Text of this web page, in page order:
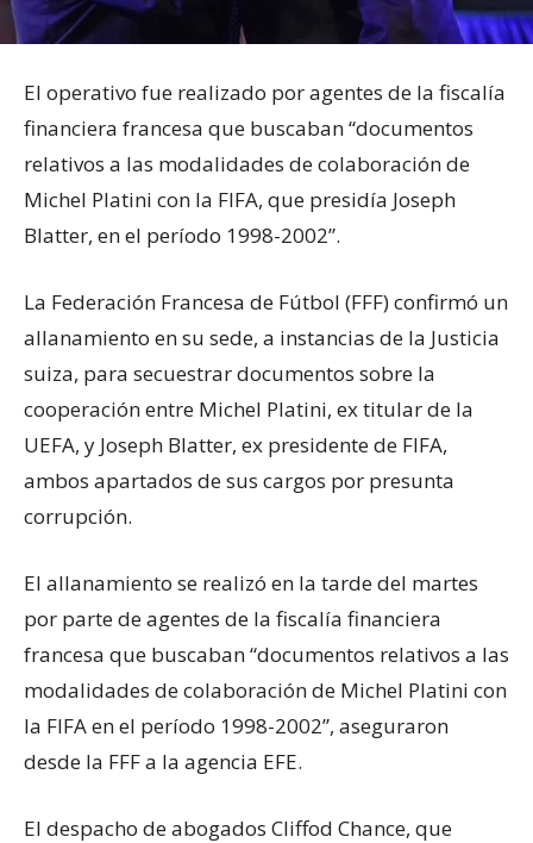
El operativo fue realizado por agentes de la fiscalía
financiera francesa que buscaban “documentos
relativos a las modalidades de colaboración de
Michel Platini con la FIFA, que presidía Joseph
Blatter, en el período 1998-2002”.
La Federación Francesa de Fútbol (FFF) confirmó un
allanamiento en su sede, a instancias de la Justicia
suiza, para secuestrar documentos sobre la
cooperación entre Michel Platini, ex titular de la
UEFA, y Joseph Blatter, ex presidente de FIFA,
ambos apartados de sus cargos por presunta
corrupción.
El allanamiento se realizó en la tarde del martes
por parte de agentes de la fiscalía financiera
francesa que buscaban “documentos relativos a las
modalidades de colaboración de Michel Platini con
la FIFA en el período 1998-2002”, aseguraron
desde la FFF a la agencia EFE.
El despacho de abogados Cliffod Chance, que